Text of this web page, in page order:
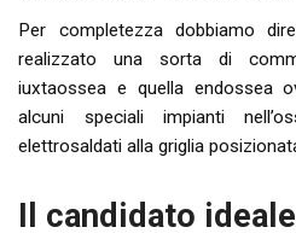
Per completezza dobbiamo
realizzato una sorta di
iuxtaossea e quella endossea
alcuni speciali impianti
elettrosaldati alla griglia
Il candidato ideale